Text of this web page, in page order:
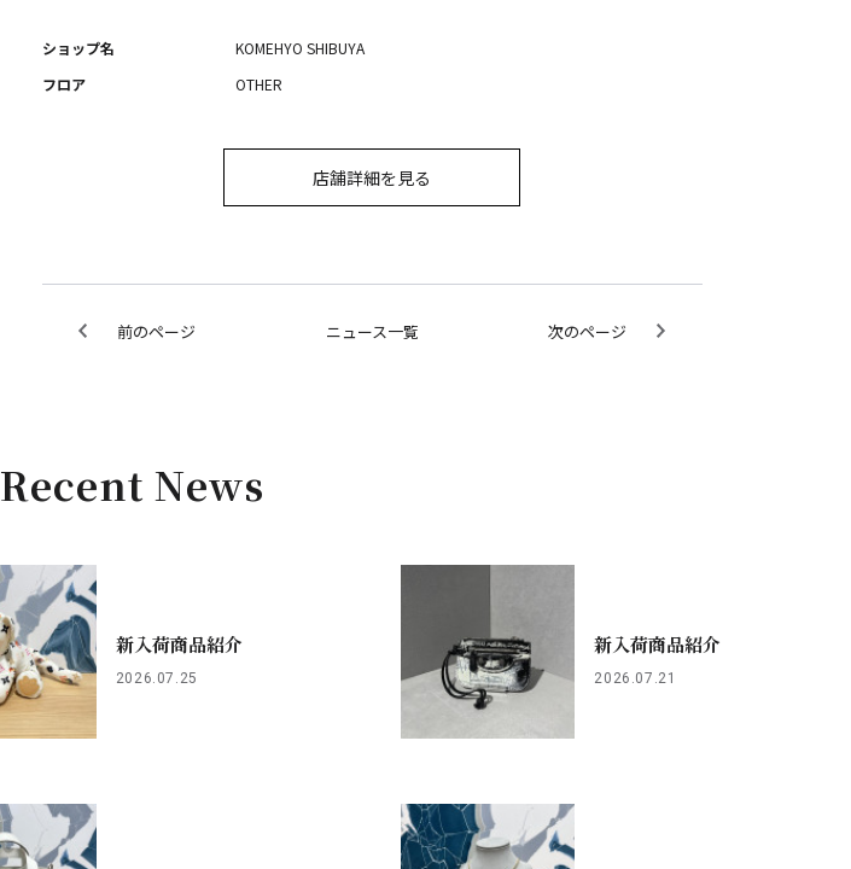
ショップ名
KOMEHYO SHIBUYA
フロア
OTHER
店舗詳細を見る
前のページ ニュース一覧 次のページ
Recent News
新入荷商品紹介
2026.07.25
新入荷商品紹介
2026.07.21